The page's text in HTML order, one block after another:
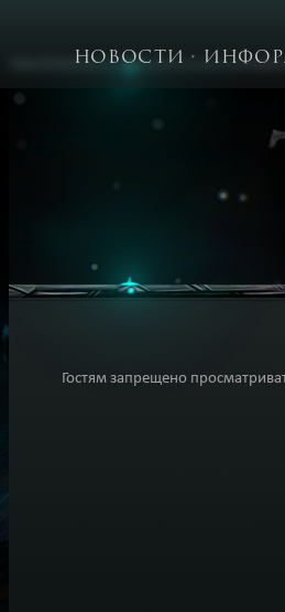
НОВОСТИ
Гостям запрещено